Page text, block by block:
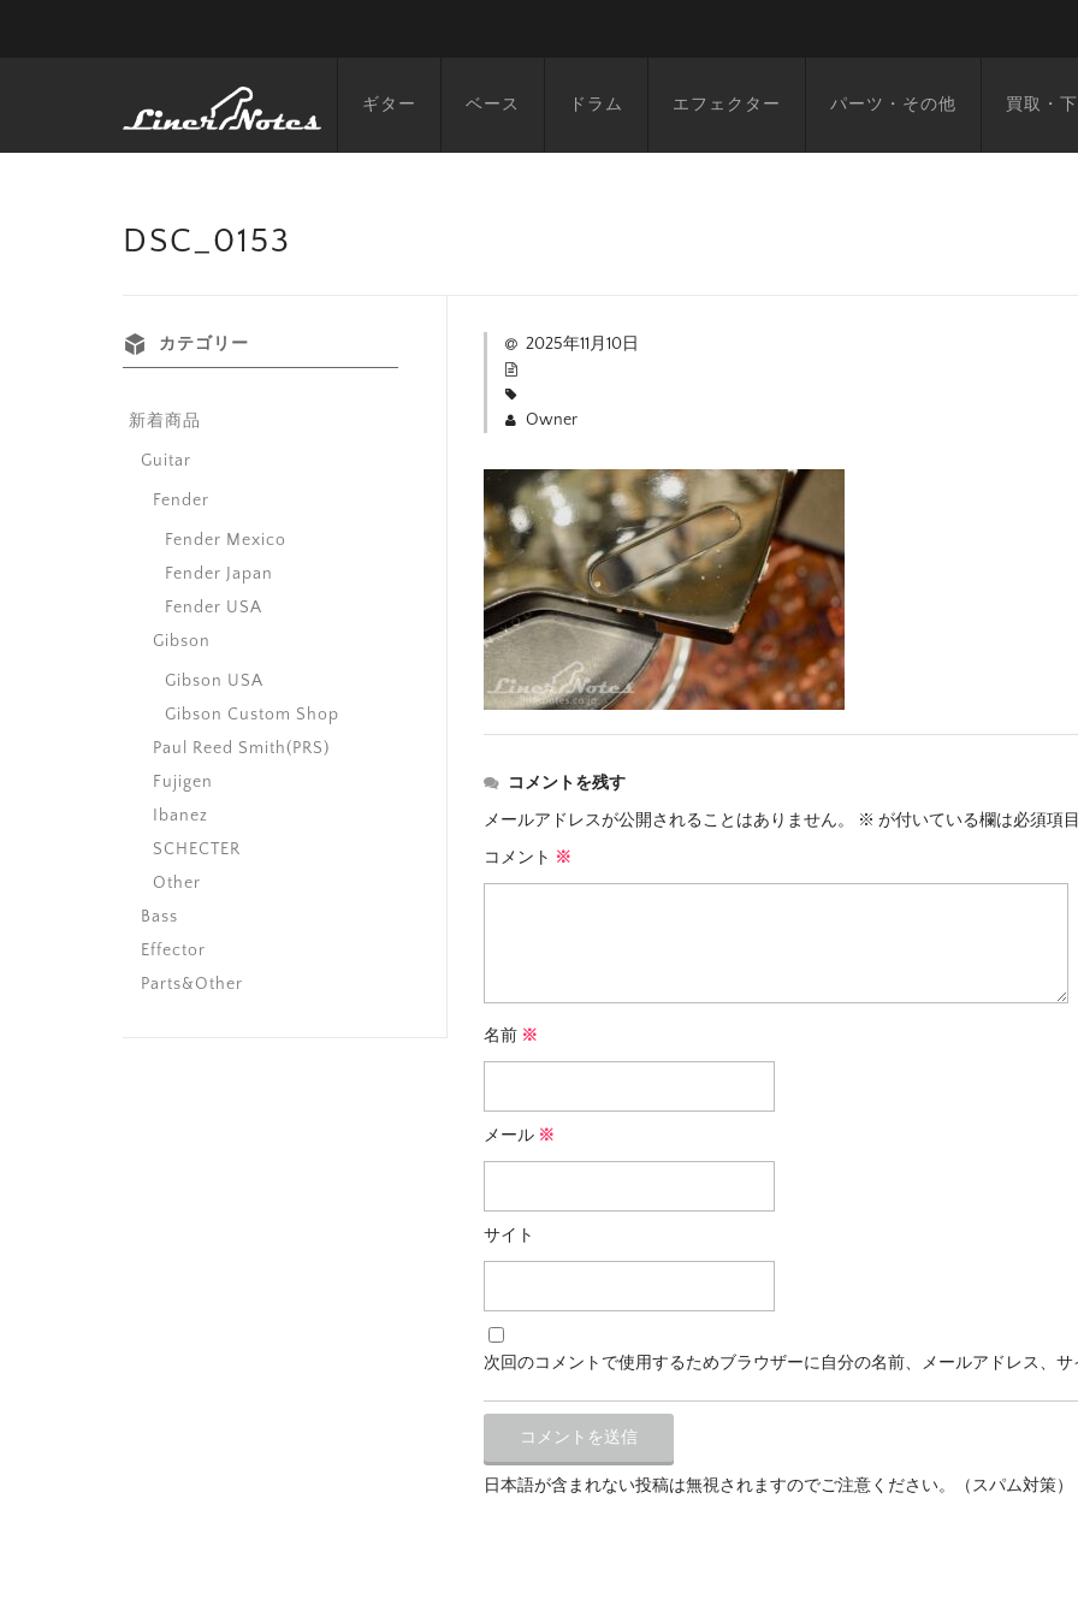
ギター ベース ドラム エフェクター パーツ・その他 買取・
DSC_0153
2025年11月10日
Owner
コメントを残す
メールアドレスが公開されることはありません。
※ が付いている欄は必須項
コメント ※
名前 ※
メール ※
サイト
次回のコメントで使用するためブラウザーに自分の名前、メールアドレス、
日本語が含まれない投稿は無視されますのでご注意ください。（スパム対策）
カテゴリー
新着商品
Guitar
Fender
Fender Mexico
Fender Japan
Fender USA
Gibson
Gibson USA
Gibson Custom Shop
Paul Reed Smith(PRS)
Fujigen
Ibanez
SCHECTER
Other
Bass
Effector
Parts&Other